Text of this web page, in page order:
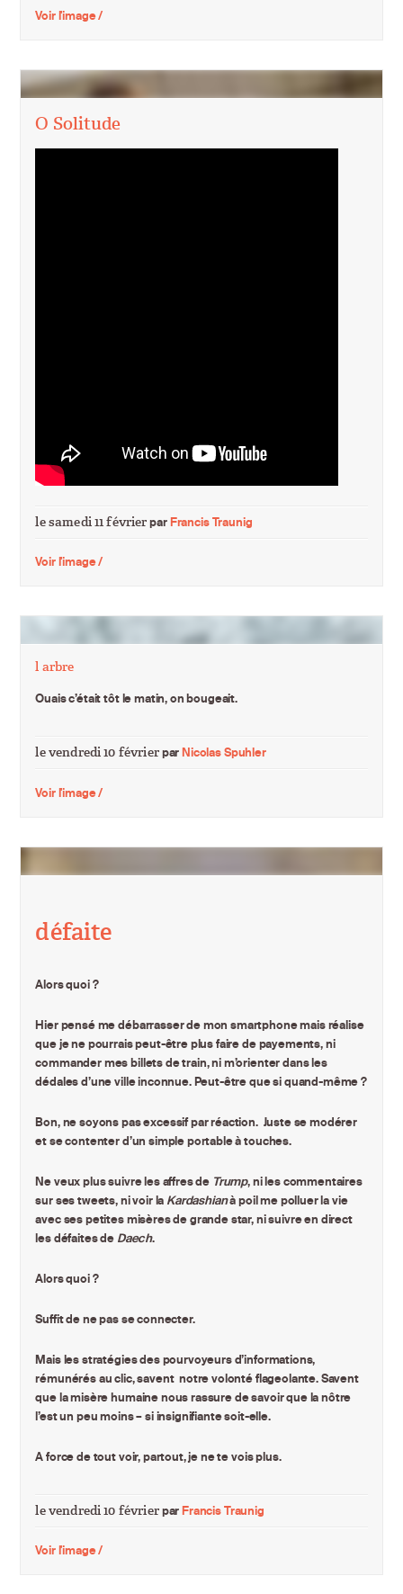
Voir l'image /
O Solitude
le samedi 11 févrierparFrancis Traunig
Voir l'image /
l arbre
Ouais c’était tôt le matin, on bougeait.
le vendredi 10 févrierparNicolas Spuhler
Voir l'image /
défaite
Alors quoi ?
Hier pensé me débarrasser de mon smartphone mais réalise
que je ne pourrais peut-être plus faire de payements, ni
commander mes billets de train, ni m’orienter dans les
dédales d’une ville inconnue. Peut-être que si quand-même ?
Bon, ne soyons pas excessif par réaction. Juste se modérer
et se contenter d’un simple portable à touches.
Ne veux plus suivre les affres de Trump, ni les commentaires
sur ses tweets, ni voir la Kardashianà poil me polluer la vie
avec ses petites misères de grande star, ni suivre en direct
les défaites de Daech.
Alors quoi ?
Suffit de ne pas se connecter.
Mais les stratégies des pourvoyeurs d’informations,
rémunérés au clic, savent notre volonté flageolante. Savent
que la misère humaine nous rassure de savoir que la nôtre
l’est un peu moins – si insignifiante soit-elle.
A force de tout voir, partout, je ne te vois plus.
le vendredi 10 févrierparFrancis Traunig
Voir l'image /